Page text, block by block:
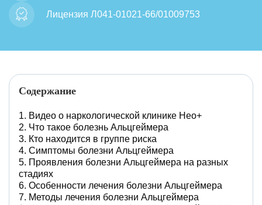
Лицензия Л041-01021-66/01009753
Содержание
Видео о наркологической клинике Нео+
Что такое болезнь Альцгеймера
Кто находится в группе риска
Симптомы болезни Альцгеймера
Проявления болезни Альцгеймера на разных
стадиях
Особенности лечения болезни Альцгеймера
Методы лечения болезни Альцгеймера